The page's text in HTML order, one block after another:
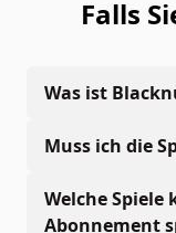
Falls
Was ist
Muss ich die
Welche
Abonnement